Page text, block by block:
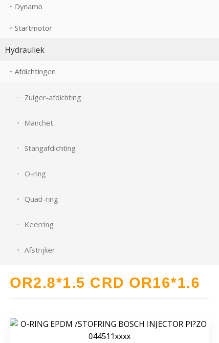
Dynamo
Startmotor
Hydrauliek
Afdichtingen
Zuiger-afdichting
Manchet
Stangafdichting
O-ring
Quad-ring
Keerring
Afstrijker
OR2.8*1.5 CRD OR16*1.6